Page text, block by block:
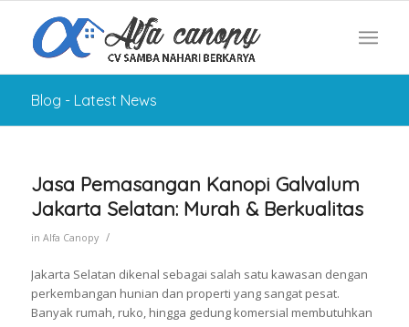
Blog - Latest News
Jasa Pemasangan Kanopi Galvalum
Jakarta Selatan: Murah & Berkualitas
in Alfa Canopy /
Jakarta Selatan dikenal sebagai salah satu kawasan dengan
perkembangan hunian dan properti yang sangat pesat.
Banyak rumah, ruko, hingga gedung komersial membutuhkan